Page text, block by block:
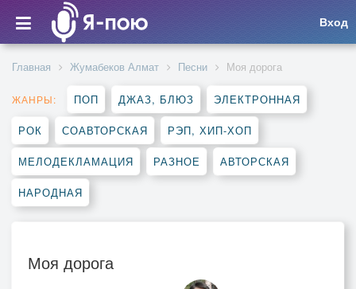
Вход
Главная Жумабеков Алмат Песни Моя дорога
ЖАНРЫ: ПОП ДЖАЗ, БЛЮЗ ЭЛЕКТРОННАЯ
РОК СОАВТОРСКАЯ РЭП, ХИП-ХОП
МЕЛОДЕКЛАМАЦИЯ РАЗНОЕ АВТОРСКАЯ
НАРОДНАЯ
Моя дорога